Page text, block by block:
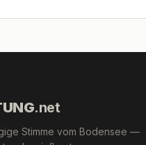
.net
Stimme vom Bodensee —